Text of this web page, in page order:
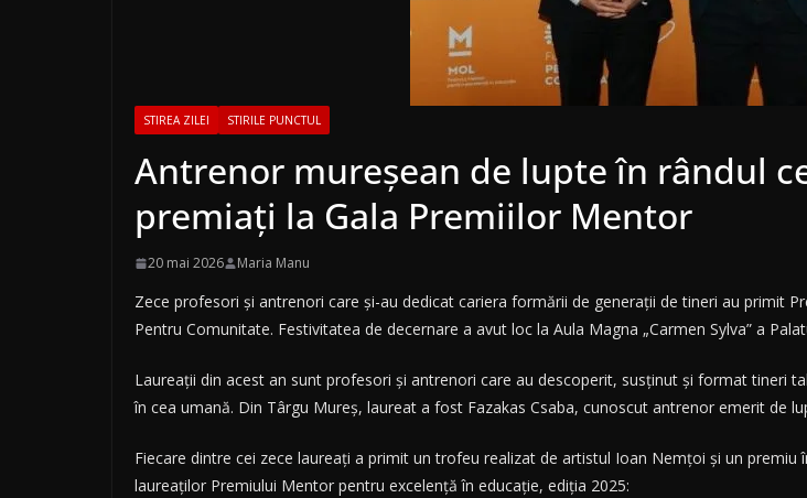
STIREA ZILEI STIRILE PUNCTUL
Antrenor mureșean de lupte în rândul
premiați la Gala Premiilor Mentor
20 mai 2026 Maria Manu
Zece profesori și antrenori care și-au dedicat cariera formării de generații de tineri au primit
Pentru Comunitate. Festivitatea de decernare a avut loc la Aula Magna „Carmen Sylva” a
Laureații din acest an sunt profesori și antrenori care au descoperit, susținut și format tineri
în cea umană. Din Târgu Mureș, laureat a fost Fazakas Csaba, cunoscut antrenor emerit de
Fiecare dintre cei zece laureați a primit un trofeu realizat de artistul Ioan Nemțoi și un
laureaților Premiului Mentor pentru excelență în educație, ediția 2025: